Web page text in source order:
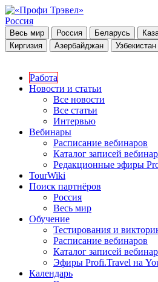
Россия
Весь мир Россия Беларусь
Киргизия
Азербайджан Узбекистан
Работа
Новости и статьи
Все новости
Все статьи
Интервью
Вебинары
Расписание вебинаров
Каталог записей
Редакционные эфиры
TourWiki
Поиск партнёров
Россия
Весь мир
Обучение
Тестирования и
Расписание вебинаров
Каталог записей
Эфиры Profi.Travel на
Календарь